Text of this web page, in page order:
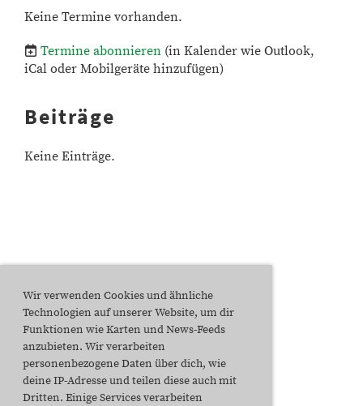
Wir verwenden Cookies und ähnliche
Technologien auf unserer Website, um dir
Funktionen wie Karten und News-Feeds
anzubieten. Wir verarbeiten
personenbezogene Daten über dich, wie
deine IP-Adresse und teilen diese auch mit
Dritten. Einige Services verarbeiten
Keine Termine vorhanden.
Termine abonnieren (in Kalender wie Outlook,
iCal oder Mobilgeräte hinzufügen)
Beiträge
Keine Einträge.